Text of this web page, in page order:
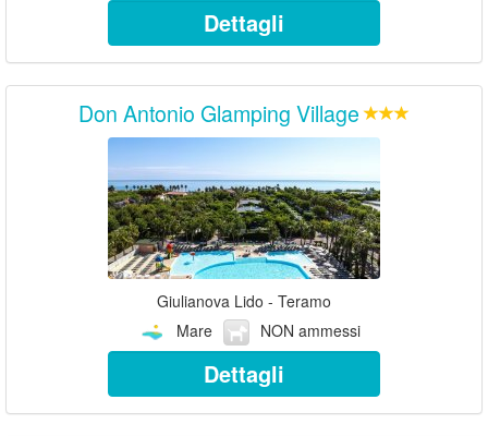
Dettagli
Don Antonio Glamping Village
Giulianova Lido - Teramo
Mare
NON ammessi
Dettagli